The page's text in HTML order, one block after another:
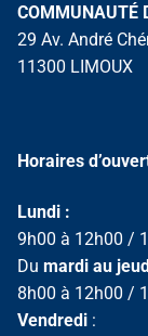
COMMUNAUTÉ
29 Av. André
11300 LIMOUX
Horaires
Lundi :
9h00 à 12h00 /
Du mardi au
8h00 à 12h00 /
Vendredi :